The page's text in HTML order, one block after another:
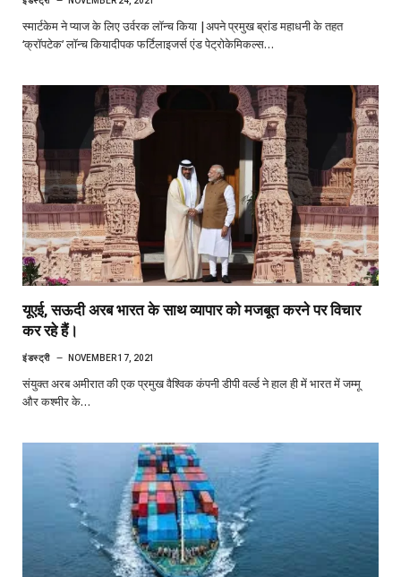
स्मार्टकेम ने प्याज के लिए उर्वरक लॉन्च किया |अपने प्रमुख ब्रांड महाधनी के तहत
‘क्रॉपटेक’ लॉन्च कियादीपक फर्टिलाइजर्स एंड पेट्रोकेमिकल्स…
यूएई, सऊदी अरब भारत के साथ व्यापार को मजबूत करने पर विचार
कर रहे हैं।
इंडस्ट्री NOVEMBER 17, 2021
संयुक्त अरब अमीरात की एक प्रमुख वैश्विक कंपनी डीपी वर्ल्ड ने हाल ही में भारत में जम्मू
और कश्मीर के…